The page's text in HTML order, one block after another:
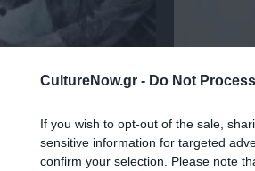
CultureNow.gr - Do Not
If you wish to opt-out of the sale,
sensitive information for targeted
confirm your selection. Please note
και ο
ΔΕΗ
Η